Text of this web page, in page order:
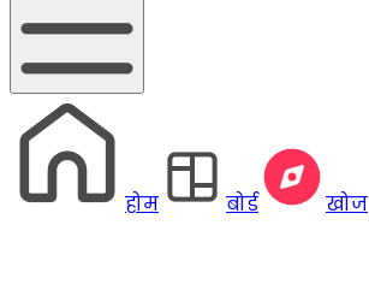
होम बोर्ड खोज